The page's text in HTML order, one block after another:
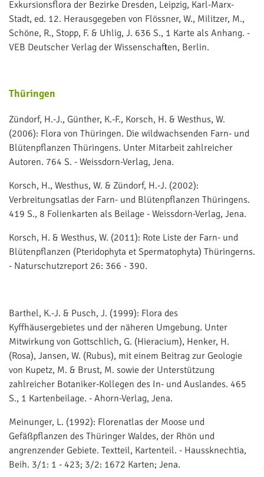
Exkursionsflora der Bezirke Dresden, Leipzig, Karl-Marx-
Stadt, ed. 12. Herausgegeben von Flössner, W., Militzer, M.,
Schöne, R., Stopp, F. & Uhlig, J. 636 S., 1 Karte als Anhang. -
VEB Deutscher Verlag der Wissenschaften, Berlin.
Thüringen
Zündorf, H.-J., Günther, K.-F., Korsch, H. & Westhus, W.
(2006): Flora von Thüringen. Die wildwachsenden Farn- und
Blütenpflanzen Thüringens. Unter Mitarbeit zahlreicher
Autoren. 764 S. - Weissdorn-Verlag, Jena.
Korsch, H., Westhus, W. & Zündorf, H.-J. (2002):
Verbreitungsatlas der Farn- und Blütenpflanzen Thüringens.
419 S., 8 Folienkarten als Beilage - Weissdorn-Verlag, Jena.
Korsch, H. & Westhus, W. (2011): Rote Liste der Farn- und
Blütenpflanzen (Pteridophyta et Spermatophyta) Thüringerns.
- Naturschutzreport 26: 366 - 390.
Barthel, K.-J. & Pusch, J. (1999): Flora des
Kyffhäusergebietes und der näheren Umgebung. Unter
Mitwirkung von Gottschlich, G. (Hieracium), Henker, H.
(Rosa), Jansen, W. (Rubus), mit einem Beitrag zur Geologie
von Kupetz, M. & Brust, M. sowie der Unterstützung
zahlreicher Botaniker-Kollegen des In- und Auslandes. 465
S., 1 Kartenbeilage. - Ahorn-Verlag, Jena.
Meinunger, L. (1992): Florenatlas der Moose und
Gefäßpflanzen des Thüringer Waldes, der Rhön und
angrenzender Gebiete. Textteil, Kartenteil. - Haussknechtia,
Beih. 3/1: 1 - 423; 3/2: 1672 Karten; Jena.